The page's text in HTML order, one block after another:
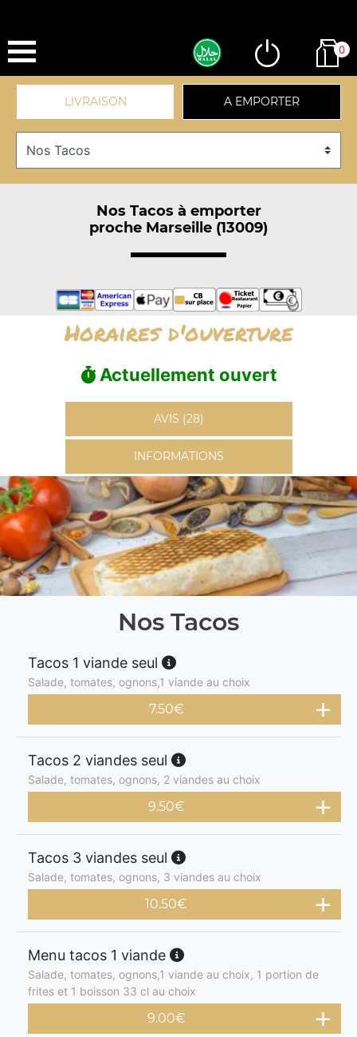
0
LIVRAISON A EMPORTER
Nos Tacos à emporter
proche Marseille (13009)
Horaires d'ouverture
Actuellement ouvert
AVIS (28)
INFORMATIONS
Nos Tacos
Tacos 1 viande seul
Salade, tomates, ognons,1 viande au choix
7.50€
Tacos 2 viandes seul
Salade, tomates, ognons, 2 viandes au choix
9.50€
Tacos 3 viandes seul
Salade, tomates, ognons, 3 viandes au choix
10.50€
Menu tacos 1 viande
Salade, tomates, ognons,1 viande au choix, 1 portion de
frites et 1 boisson 33 cl au choix
9.00€